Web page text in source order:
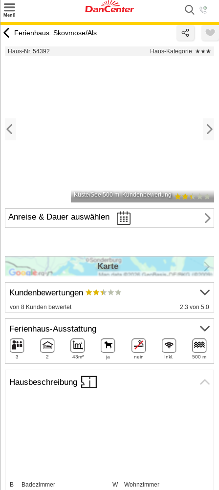
Menü
Urlaubsziele
Ferienhaus: Skovmose/Als
Haus-Nr. 54392 Haus-Kategorie: ★★★
Küste/See 500 m Kundenbewertung
Anreise & Dauer auswählen
Hausbeschreibung
B
Badezimmer
W
Wohnzimmer
Kundenbewertungen
von 8 Kunden bewertet 2.3 von 5.0
Ferienhaus-Ausstattung
3 2 43m² ja nein Inkl. 500 m
Karte